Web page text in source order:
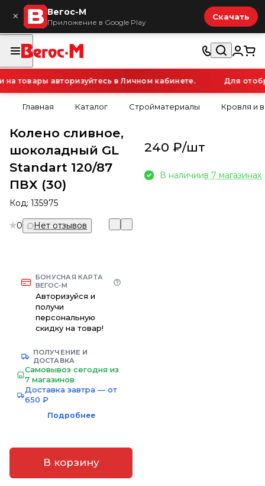
× Вегос-М
Приложение в Google Play
Скачать
товары авторизуйтесь в Личном кабинете. Для
Главная Каталог Стройматериалы Кровля и
Колено сливное,
шоколадный GL
Standart 120/87
ПВХ (30)
Код: 135975
0 Нет отзывов
БОНУСНАЯ КАРТА
ВЕГОС-М
Авторизуйся и
получи
персональную
скидку на товар!
ПОЛУЧЕНИЕ И
ДОСТАВКА
Самовывоз сегодня из
7 магазинов
Доставка завтра — от
650 ₽
Подробнее
В корзину
240 ₽/шт
В наличиив 7 магазинах